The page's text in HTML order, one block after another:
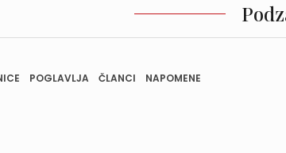
POGLAVLJA ČLANCI NAPOMENE